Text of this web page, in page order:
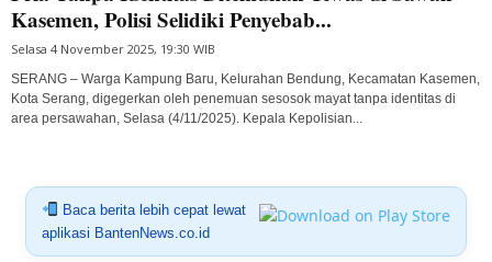
Kasemen, Polisi Selidiki Penyebab...
Selasa 4 November 2025, 19:30 WIB
SERANG – Warga Kampung Baru, Kelurahan Bendung, Kecamatan Kasemen,
Kota Serang, digegerkan oleh penemuan sesosok mayat tanpa identitas di
area persawahan, Selasa (4/11/2025). Kepala Kepolisian...
Baca berita lebih cepat lewat
aplikasi BantenNews.co.id